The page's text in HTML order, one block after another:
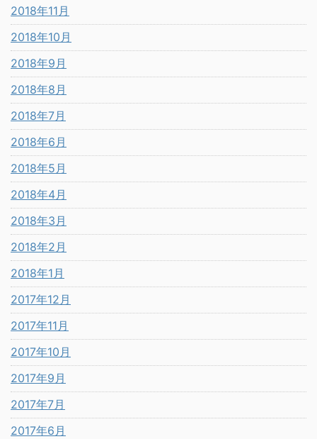
2018年11月
2018年10月
2018年9月
2018年8月
2018年7月
2018年6月
2018年5月
2018年4月
2018年3月
2018年2月
2018年1月
2017年12月
2017年11月
2017年10月
2017年9月
2017年7月
2017年6月